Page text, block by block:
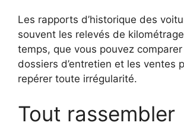
Les rapports d’historique des
souvent les relevés de
temps, que vous pouvez
dossiers d’entretien et les ventes
repérer toute irrégularité.
Tout rassembler